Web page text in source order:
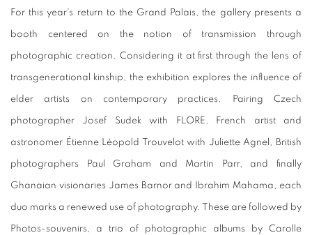
For this year's return to the Grand Palais, the gallery presents a
booth centered on the notion of transmission through
photographic creation. Considering it at first through the lens of
transgenerational kinship, the exhibition explores the influence of
elder artists on contemporary practices. Pairing Czech
photographer Josef Sudek with FLORE, French artist and
astronomer Étienne Léopold Trouvelot with Juliette Agnel, British
photographers Paul Graham and Martin Parr, and finally
Ghanaian visionaries James Barnor and Ibrahim Mahama, each
duo marks a renewed use of photography. These are followed by
Photos-souvenirs, a trio of photographic albums by Carolle